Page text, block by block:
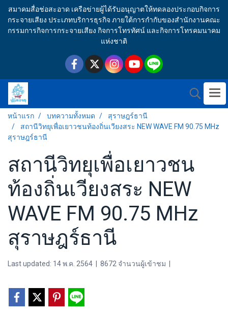
สมาคมสื่อช่อสะอาด เครือข่ายผู้ได้รับอนุญาตให้ทดลองประกอบกิจการ
กระจายเสียง ประเภทบริการธุรกิจ ภายใต้การกำกับของสำนักงานคณะ
กรรมการกิจการกระจายเสียง กิจการโทรทัศน์ และกิจการโทรคมนาคม
แห่งชาติ
หน้าแรก บทความทั้งหมด
สุราษฎร์ธานี
สถานีวิทยุเพื่อเยาวชนท้องถิ่นเวียงสระ NEW WAVE FM 90.75 MHz
สุราษฎร์ธานี
สถานีวิทยุเพื่อเยาวชน
ท้องถิ่นเวียงสระ NEW
WAVE FM 90.75 MHz
สุราษฎร์ธานี
Last updated: 14 พ.ค. 2564 8672 จำนวนผู้เข้าชม